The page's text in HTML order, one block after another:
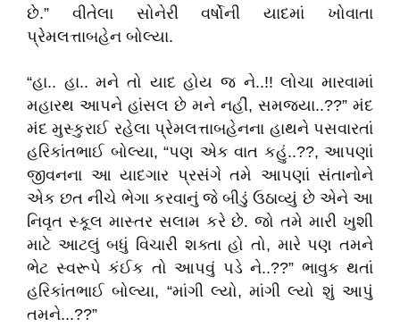
છે.” વીતેલા સોનેરી વર્ષોની યાદમાં ખોવાતા
પ્રેમલત્તાબહેન બોલ્યા.
“હા.. હા.. મને તો યાદ હોય જ ને..!! લોચા મારવામાં
મહારથ આપને હાંસલ છે મને નહીં, સમજ્યા..??” મંદ
મંદ મુસ્કુરાઈ રહેલા પ્રેમલત્તાબહેનના હાથને પસવારતાં
હરિકાંતભાઈ બોલ્યા, “પણ એક વાત કહું..??, આપણાં
જીવનના આ યાદગાર પ્રસંગે તમે આપણાં સંતાનોને
એક છત નીચે ભેગા કરવાનું જે બીડું ઉઠાવ્યું છે એને આ
નિવૃત સ્કૂલ માસ્તર સલામ કરે છે. જો તમે મારી ખુશી
માટે આટલું બધું વિચારી શક્તા હો તો, મારે પણ તમને
ભેટ સ્વરૂપે કંઈક તો આપવું પડે ને..??” ભાવુક થતાં
હરિકાંતભાઈ બોલ્યા, “માંગી લ્યો, માંગી લ્યો શું આપું
તમને...??”